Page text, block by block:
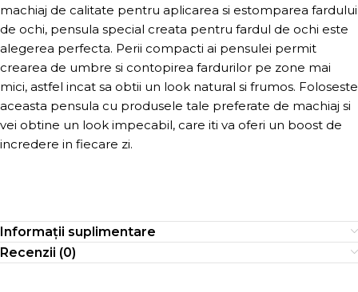
machiaj de calitate pentru aplicarea si estomparea fardului
de ochi, pensula special creata pentru fardul de ochi este
alegerea perfecta. Perii compacti ai pensulei permit
crearea de umbre si contopirea fardurilor pe zone mai
mici, astfel incat sa obtii un look natural si frumos. Foloseste
aceasta pensula cu produsele tale preferate de machiaj si
vei obtine un look impecabil, care iti va oferi un boost de
incredere in fiecare zi.
Informații suplimentare
Recenzii (0)